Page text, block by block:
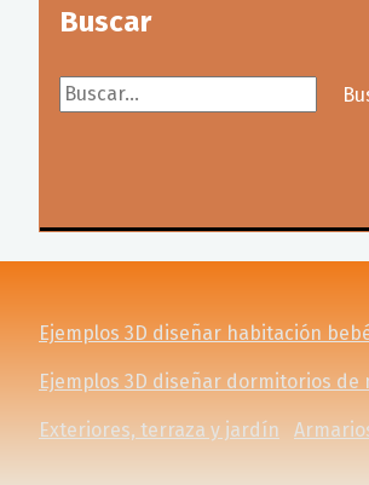
Buscar
Buscar...
Ejemplos 3D diseñar habitación
Ejemplos 3D diseñar dormitorios de
Exteriores, terraza y jardín